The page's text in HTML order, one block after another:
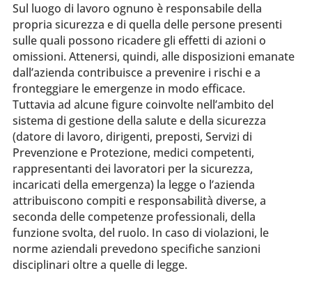
Sul luogo di lavoro ognuno è responsabile della
propria sicurezza e di quella delle persone presenti
sulle quali possono ricadere gli effetti di azioni o
omissioni. Attenersi, quindi, alle disposizioni emanate
dall’azienda contribuisce a prevenire i rischi e a
fronteggiare le emergenze in modo efficace.
Tuttavia ad alcune figure coinvolte nell’ambito del
sistema di gestione della salute e della sicurezza
(datore di lavoro, dirigenti, preposti, Servizi di
Prevenzione e Protezione, medici competenti,
rappresentanti dei lavoratori per la sicurezza,
incaricati della emergenza) la legge o l’azienda
attribuiscono compiti e responsabilità diverse, a
seconda delle competenze professionali, della
funzione svolta, del ruolo. In caso di violazioni, le
norme aziendali prevedono specifiche sanzioni
disciplinari oltre a quelle di legge.